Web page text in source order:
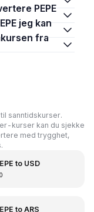
sanntidskurser.
kurser kan du sjekke
med trygghet,
to USD
to ARS